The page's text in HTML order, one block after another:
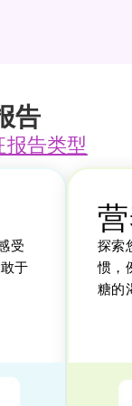
告
告类型
受
于
探索
惯，
糖的